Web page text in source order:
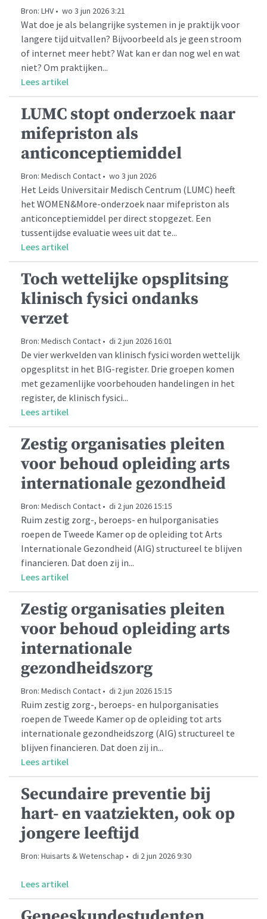
Bron: LHV • wo 3 jun 2026 3:21
Wat doe je als belangrijke systemen in je praktijk voor
langere tijd uitvallen? Bijvoorbeeld als je geen stroom
of internet meer hebt? Wat kan er dan nog wel en wat
niet? Om praktijken...
Lees artikel
LUMC stopt onderzoek naar
mifepriston als
anticonceptiemiddel
Bron: Medisch Contact • wo 3 jun 2026
Het Leids Universitair Medisch Centrum (LUMC) heeft
het WOMEN&More-onderzoek naar mifepriston als
anticonceptiemiddel per direct stopgezet. Een
tussentijdse evaluatie wees uit dat te...
Lees artikel
Toch wettelijke opsplitsing
klinisch fysici ondanks
verzet
Bron: Medisch Contact • di 2 jun 2026 16:01
De vier werkvelden van klinisch fysici worden wettelijk
opgesplitst in het BIG-register. Drie groepen komen
met gezamenlijke voorbehouden handelingen in het
register, de klinisch fysici...
Lees artikel
Zestig organisaties pleiten
voor behoud opleiding arts
internationale gezondheid
Bron: Medisch Contact • di 2 jun 2026 15:15
Ruim zestig zorg-, beroeps- en hulporganisaties
roepen de Tweede Kamer op de opleiding tot Arts
Internationale Gezondheid (AIG) structureel te blijven
financieren. Dat doen zij in...
Lees artikel
Zestig organisaties pleiten
voor behoud opleiding arts
internationale
gezondheidszorg
Bron: Medisch Contact • di 2 jun 2026 15:15
Ruim zestig zorg-, beroeps- en hulporganisaties
roepen de Tweede Kamer op de opleiding tot arts
internationale gezondheidszorg (AIG) structureel te
blijven financieren. Dat doen zij in...
Lees artikel
Secundaire preventie bij
hart- en vaatziekten, ook op
jongere leeftijd
Bron: Huisarts & Wetenschap • di 2 jun 2026 9:30
Lees artikel